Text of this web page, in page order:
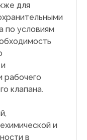
для
по условиям
рабочего
клапана.
и
в